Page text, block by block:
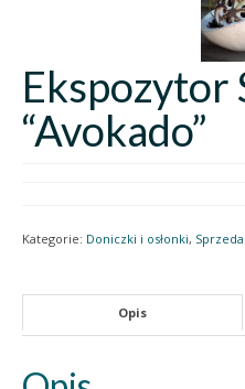
Ekspozytor
“Avokado”
Kategorie: Doniczki i osłonki,
Opis